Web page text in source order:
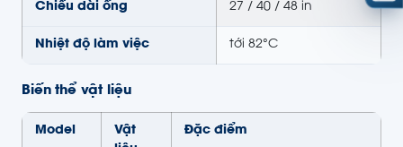
Chiều dài ống 27 / 40 / 48 in
Nhiệt độ làm việc tới 82°C
Biến thể vật liệu
Model
Vật
Đặc điểm